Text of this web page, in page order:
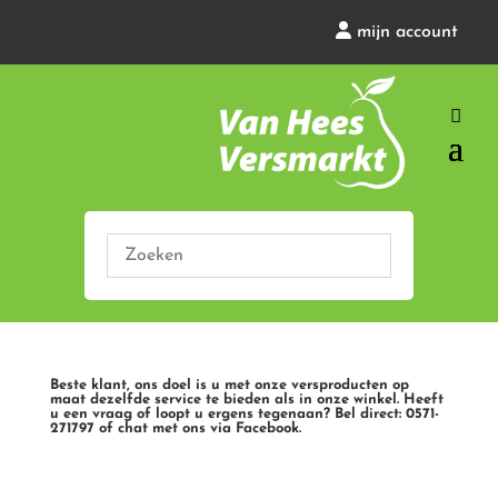
mijn account
Beste klant, ons doel is u met onze versproducten op
maat dezelfde service te bieden als in onze winkel. Heeft
u een vraag of loopt u ergens tegenaan? Bel direct: 0571-
271797 of chat met ons via Facebook.